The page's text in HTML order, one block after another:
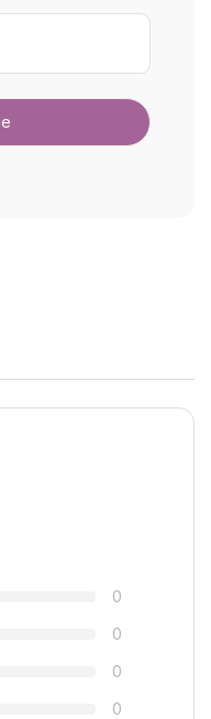
0
0
0
0